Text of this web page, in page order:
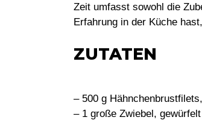
Zeit umfasst sowohl die
Erfahrung in der Küche
ZUTATEN
– 500 g
– 1 große Zwiebel, gewürfelt